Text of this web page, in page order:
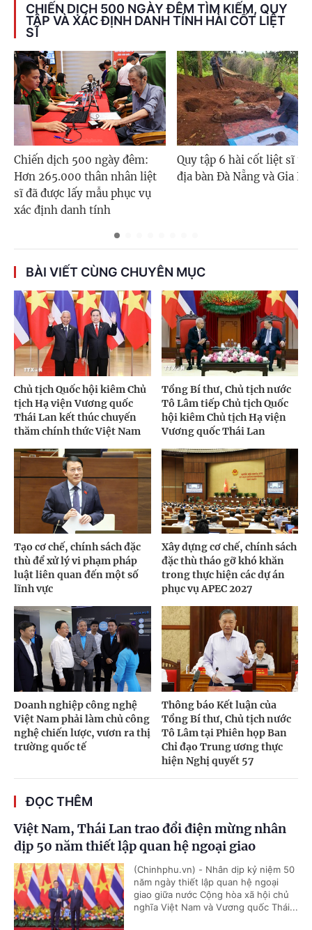
CHIẾN DỊCH 500 NGÀY ĐÊM TÌM KIẾM, QUY
TẬP VÀ XÁC ĐỊNH DANH TÍNH HÀI CỐT LIỆT
SĨ
Chiến dịch 500 ngày đêm:
Hơn 265.000 thân nhân liệt
sĩ đã được lấy mẫu phục vụ
xác định danh tính
Quy tập 6 hài cốt liệt sĩ
địa bàn Đà Nẵng và Gia Lai
BÀI VIẾT CÙNG CHUYÊN MỤC
Chủ tịch Quốc hội kiêm Chủ
tịch Hạ viện Vương quốc
Thái Lan kết thúc chuyến
thăm chính thức Việt Nam
Tổng Bí thư, Chủ tịch nước
Tô Lâm tiếp Chủ tịch Quốc
hội kiêm Chủ tịch Hạ viện
Vương quốc Thái Lan
Tạo cơ chế, chính sách đặc
thù để xử lý vi phạm pháp
luật liên quan đến một số
lĩnh vực
Xây dựng cơ chế, chính sách
đặc thù tháo gỡ khó khăn
trong thực hiện các dự án
phục vụ APEC 2027
Doanh nghiệp công nghệ
Việt Nam phải làm chủ công
nghệ chiến lược, vươn ra thị
trường quốc tế
Thông báo Kết luận của
Tổng Bí thư, Chủ tịch nước
Tô Lâm tại Phiên họp Ban
Chỉ đạo Trung ương thực
hiện Nghị quyết 57
ĐỌC THÊM
Việt Nam, Thái Lan trao đổi điện mừng nhân
dịp 50 năm thiết lập quan hệ ngoại giao
(Chinhphu.vn) - Nhân dịp kỷ niệm 50
năm ngày thiết lập quan hệ ngoại
giao giữa nước Cộng hòa xã hội chủ
nghĩa Việt Nam và Vương quốc Thái...